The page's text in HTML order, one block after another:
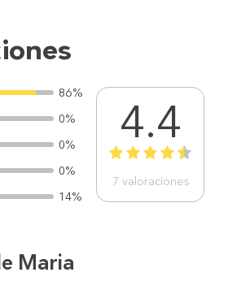
86%
0%
0%
0%
14%
4.4
1 2 3 4 5
7 valoraciones
Maria